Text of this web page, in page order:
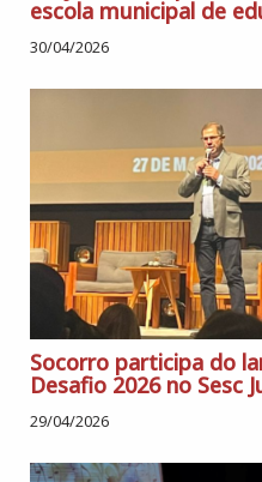
escola municipal de
30/04/2026
Socorro participa do
Desafio 2026 no Sesc
29/04/2026